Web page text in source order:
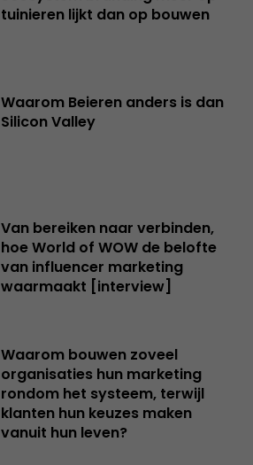
tuinieren lijkt dan op bouwen
Waarom Beieren anders is dan
Silicon Valley
Van bereiken naar verbinden,
hoe World of WOW de belofte
van influencer marketing
waarmaakt [interview]
Waarom bouwen zoveel
organisaties hun marketing
rondom het systeem, terwijl
klanten hun keuzes maken
vanuit hun leven?